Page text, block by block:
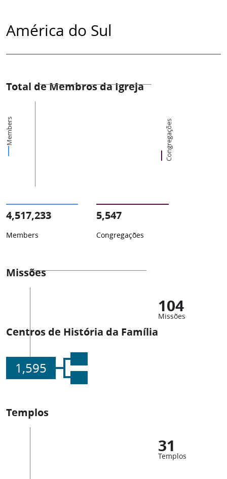
América do Sul
Total de Membros da Igreja
Members Congregações
4,517,233
Members
5,547
Congregações
Missões
104
Missões
Centros de História da Família
1,595
Templos
31
Templos